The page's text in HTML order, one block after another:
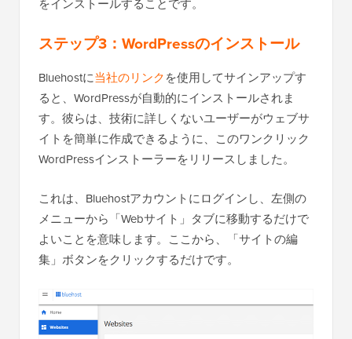
をインストールすることです。
ステップ3：WordPressのインストール
Bluehostに当社のリンクを使用してサインアップす
ると、WordPressが自動的にインストールされま
す。彼らは、技術に詳しくないユーザーがウェブサ
イトを簡単に作成できるように、このワンクリック
WordPressインストーラーをリリースしました。
これは、Bluehostアカウントにログインし、左側の
メニューから「Webサイト」タブに移動するだけで
よいことを意味します。ここから、「サイトの編
集」ボタンをクリックするだけです。